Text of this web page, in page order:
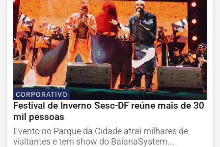
CORPORATIVO
Festival de Inverno Sesc-DF reúne mais de 30
mil pessoas
Evento no Parque da Cidade atrai milhares de
visitantes e tem show do BaianaSystem...